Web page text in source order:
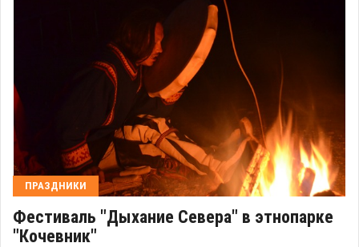
ПРАЗДНИКИ
Фестиваль "Дыхание Севера" в этнопарке
"Кочевник"